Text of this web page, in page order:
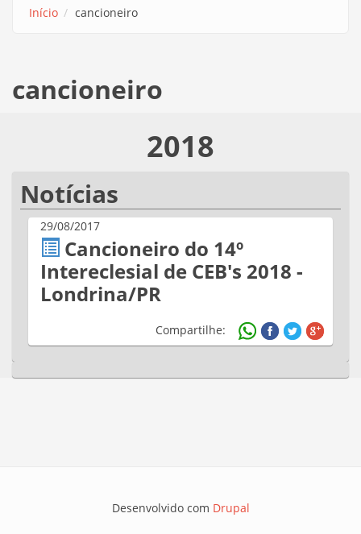
Início cancioneiro
cancioneiro
2018
Notícias
29/08/2017
Cancioneiro do 14º
Intereclesial de CEB's 2018 -
Londrina/PR
Compartilhe:
Desenvolvido com Drupal